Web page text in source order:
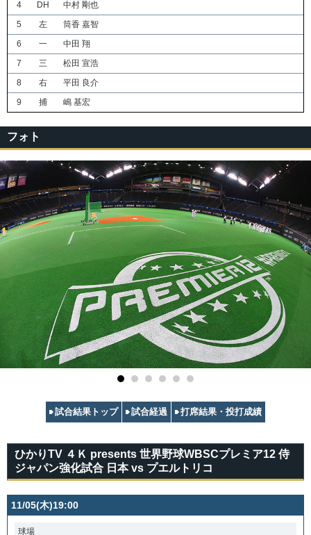
4
DH
中村 剛也
5
左
筒香 嘉智
6
一
中田 翔
7
三
松田 宣浩
8
右
平田 良介
9
捕 嶋 基宏
フォト
試合結果トップ 試合経過 打席結果・投打成績
ひかりTV ４Ｋ presents 世界野球WBSCプレミア12 侍
ジャパン強化試合 日本 vs プエルトリコ
11/05(木)19:00
球場